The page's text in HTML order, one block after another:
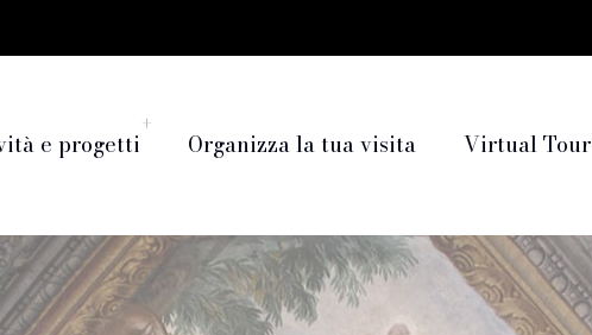
e progetti Organizza la tua visita Virtual Tour